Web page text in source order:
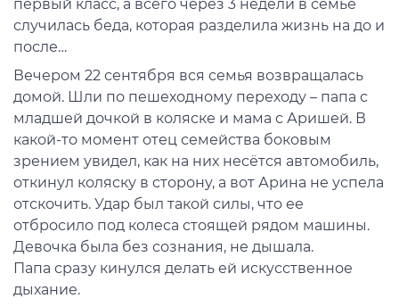
первый класс, а всего через 3 недели в семье
случилась беда, которая разделила жизнь на до и
после…
Вечером 22 сентября вся семья возвращалась
домой. Шли по пешеходному переходу – папа с
младшей дочкой в коляске и мама с Аришей. В
какой-то момент отец семейства боковым
зрением увидел, как на них несётся автомобиль,
откинул коляску в сторону, а вот Арина не успела
отскочить. Удар был такой силы, что ее
отбросило под колеса стоящей рядом машины.
Девочка была без сознания, не дышала.
Папа сразу кинулся делать ей искусственное
дыхание.